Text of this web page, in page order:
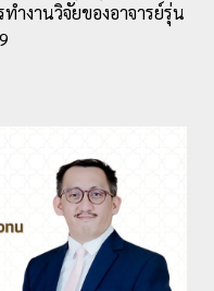
งานวิจัยของอาจารย์รุ่น